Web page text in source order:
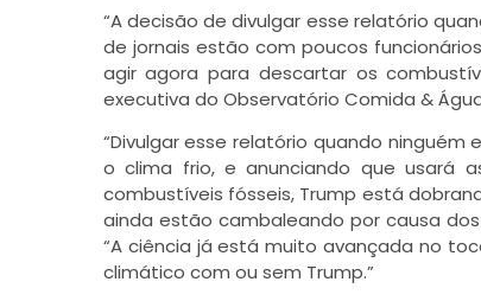
“A decisão de divulgar esse relatório
de jornais estão com poucos
agir agora para descartar os
executiva do Observatório Comida &
“Divulgar esse relatório quando
o clima frio, e anunciando que usará
combustíveis fósseis, Trump está
ainda estão cambaleando por causa
“A ciência já está muito avançada no
climático com ou sem Trump.”